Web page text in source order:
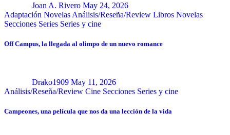
Joan A. Rivero May 24, 2026
Adaptación Novelas Análisis/Reseña/Review Libros Novelas
Secciones Series Series y cine
Off Campus, la llegada al olimpo de un nuevo romance
Drako1909 May 11, 2026
Análisis/Reseña/Review Cine Secciones Series y cine
Campeones, una película que nos da una lección de la vida